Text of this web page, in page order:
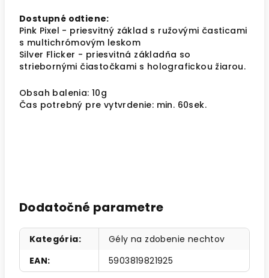
Dostupné odtiene:
Pink Pixel - priesvitný základ s ružovými časticami
s multichrómovým leskom
Silver Flicker - priesvitná základňa so
striebornými čiastočkami s holografickou žiarou.
Obsah balenia: 10g
Čas potrebný pre vytvrdenie: min. 60sek.
Dodatočné parametre
Kategória:
Gély na zdobenie nechtov
EAN: 5903819821925